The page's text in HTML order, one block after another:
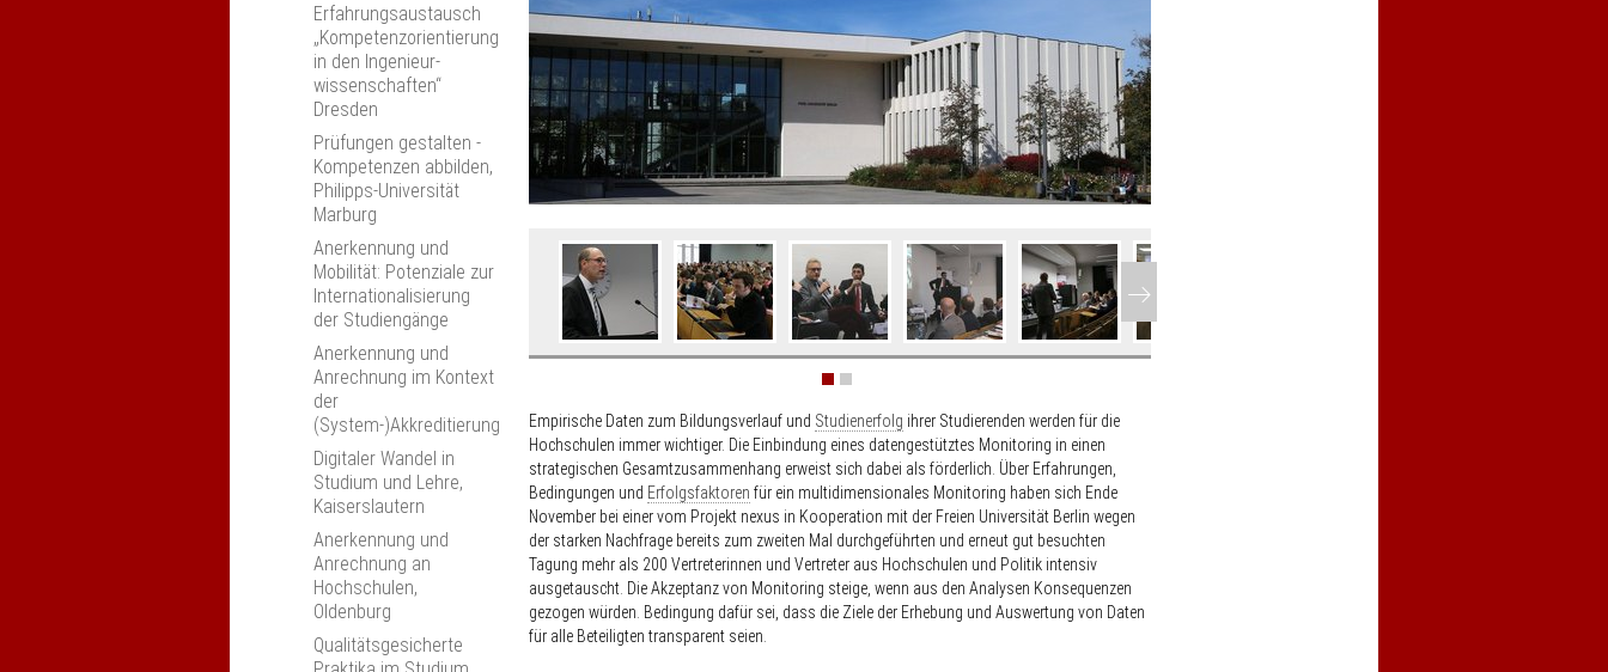
Erfahrungsaustausch
„Kompetenzorientierung
in den Ingenieur­
wissenschaften“
Dresden
Prüfungen gestalten -
Kompetenzen abbilden,
Philipps-Universität
Marburg
Anerkennung und
Mobilität: Potenziale zur
Internationalisierung
der Studiengänge
Anerkennung und
Anrechnung im Kontext
der
(System-)Akkreditierung
Digitaler Wandel in
Studium und Lehre,
Kaiserslautern
Anerkennung und
Anrechnung an
Hochschulen,
Oldenburg
Qualitätsgesicherte
überspringen
Empirische Daten zum Bildungsverlauf und Studienerfolg ihrer Studierenden werden für die
Hochschulen immer wichtiger. Die Einbindung eines datengestütztes Monitoring in einen
strategischen Gesamtzusammenhang erweist sich dabei als förderlich. Über Erfahrungen,
Bedingungen und Erfolgsfaktoren für ein multidimensionales Monitoring haben sich Ende
November bei einer vom Projekt nexus in Kooperation mit der Freien Universität Berlin wegen
der starken Nachfrage bereits zum zweiten Mal durchgeführten und erneut gut besuchten
Tagung mehr als 200 Vertreterinnen und Vertreter aus Hochschulen und Politik intensiv
ausgetauscht. Die Akzeptanz von Monitoring steige, wenn aus den Analysen Konsequenzen
gezogen würden. Bedingung dafür sei, dass die Ziele der Erhebung und Auswertung von Daten
für alle Beteiligten transparent seien.